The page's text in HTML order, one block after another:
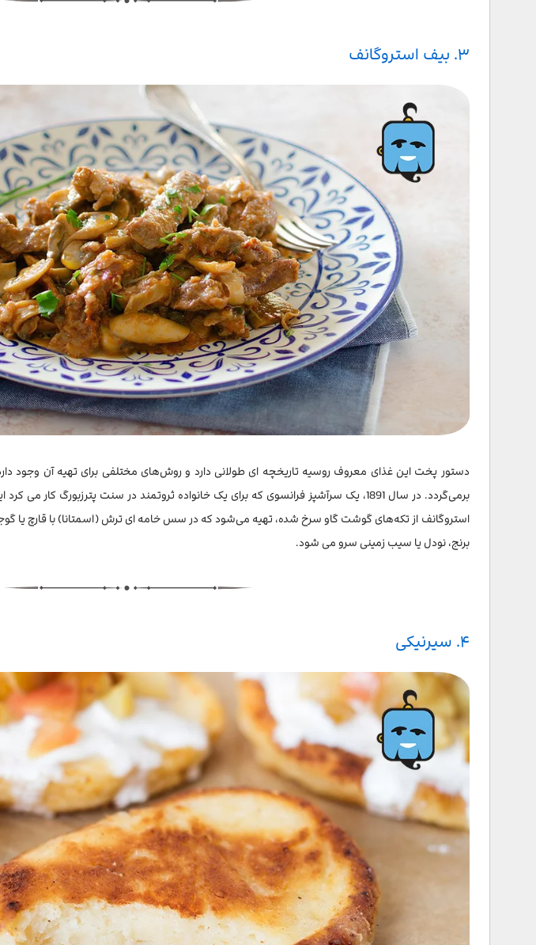
۳. بیف استروگانف
دستور پخت این غذای معروف روسیه تاریخچه ای طولانی دارد و روش‌های مختلفی برای تهیه آن وجود
برمی‌گردد. در سال 1891، یک سرآشپز فرانسوی که برای یک خانواده ثروتمند در سنت پترزبورگ
استروگانف از تکه‌های گوشت گاو سرخ شده، تهیه می‌شود که در سس خامه ای ترش (اسمتانا) با قارچ یا
برنج، نودل یا سیب زمینی سرو می شود.
۴. سیرنیکی